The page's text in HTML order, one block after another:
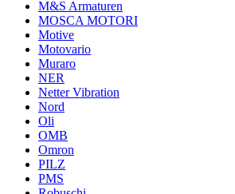
M&S Armaturen
MOSCA MOTORI
Motive
Motovario
Muraro
NER
Netter Vibration
Nord
Oli
OMB
Omron
PILZ
PMS